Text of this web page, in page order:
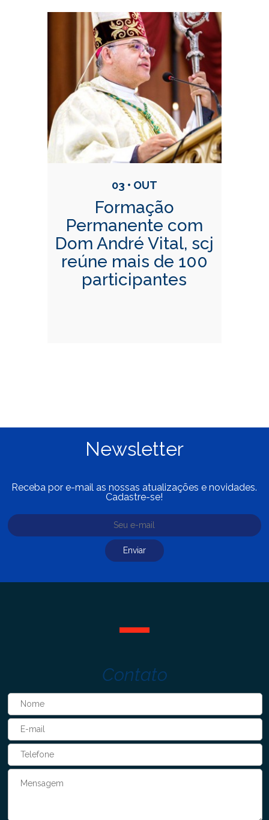
03 • OUT
Formação
Permanente com
Dom André Vital, scj
reúne mais de 100
participantes
Newsletter
Receba por e-mail as nossas atualizações e novidades.
Cadastre-se!
Contato